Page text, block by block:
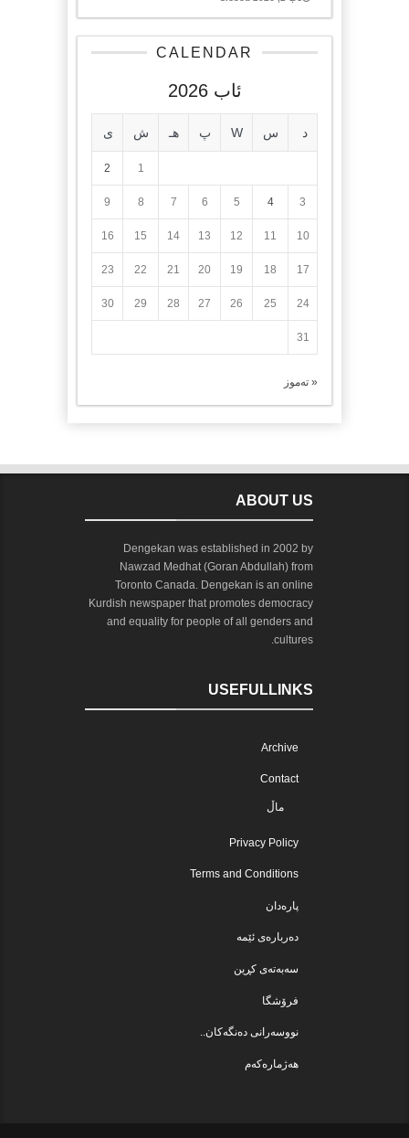
CALENDAR
ئاب 2026
د س W پ هـ ش ی
1
2
3
4
5
6
7
8
9
10
11
12
13
14
15
16
17
18
19
20
21
22
23
24
25
26
27
28
29
30
31
« تەموز
ABOUT US
Dengekan was established in 2002 by
Nawzad Medhat (Goran Abdullah) from
Toronto Canada. Dengekan is an online
Kurdish newspaper that promotes democracy
and equality for people of all genders and
cultures.
USEFULLINKS
Archive
Contact
ماڵ
Privacy Policy
Terms and Conditions
پارەدان
دەربارەی ئێمە
سەبەتەی کڕین
فرۆشگا
نووسەرانی دەنگەکان..
هەژمارەکەم